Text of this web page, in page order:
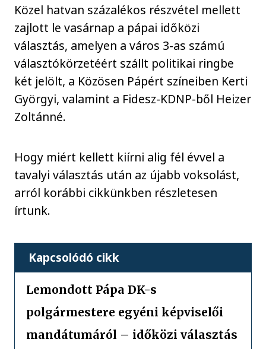
Közel hatvan százalékos részvétel mellett
zajlott le vasárnap a pápai időközi
választás, amelyen a város 3-as számú
választókörzetéért szállt politikai ringbe
két jelölt, a Közösen Pápért színeiben Kerti
Györgyi, valamint a Fidesz-KDNP-ből Heizer
Zoltánné.
Hogy miért kellett kiírni alig fél évvel a
tavalyi választás után az újabb voksolást,
arról korábbi cikkünkben részletesen
írtunk.
Kapcsolódó cikk
Lemondott Pápa DK-s
polgármestere egyéni képviselői
mandátumáról – időközi választás